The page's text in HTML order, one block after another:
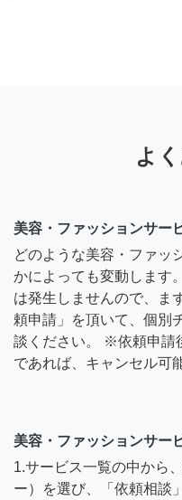
よ
美容・ファッションサー
どのような美容・ファッ
かによっても変動します
は発生しませんので、ま
頼申請」を頂いて、個別
談ください。 ※依頼申請
であれば、キャンセル可
美容・ファッションサー
1.サービス一覧の中から
ー）を選び、「依頼相談